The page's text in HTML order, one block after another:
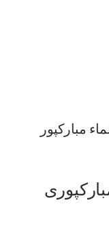
مبارکپور